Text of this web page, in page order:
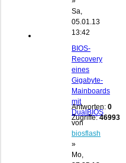
Sa,
05.01.13
13:42
BIOS-
Recovery
eines
Gigabyte-
Mainboards
mit
DualBIOS
von
biosflash
»
Mo,
Antworten: 0
Zugriffe:46993